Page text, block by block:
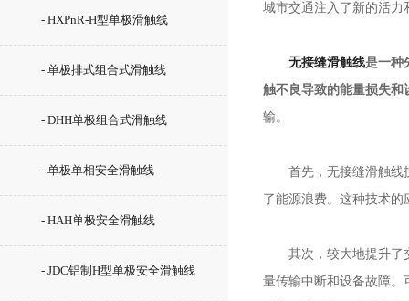
- HXPnR-H型单极滑触线
- 单极排式组合式滑触线
- DHH单极组合式滑触线
- 单极单相安全滑触线
- HAH单极安全滑触线
- JDC铝制H型单极安全滑触线
城市交通注入了新的活力
无接缝滑触线是一种
触不良导致的能量损失和
输。
首先，无接缝滑触线技
了能源浪费。这种技术
其次，较大地提升了交
量传输中断和设备故障。